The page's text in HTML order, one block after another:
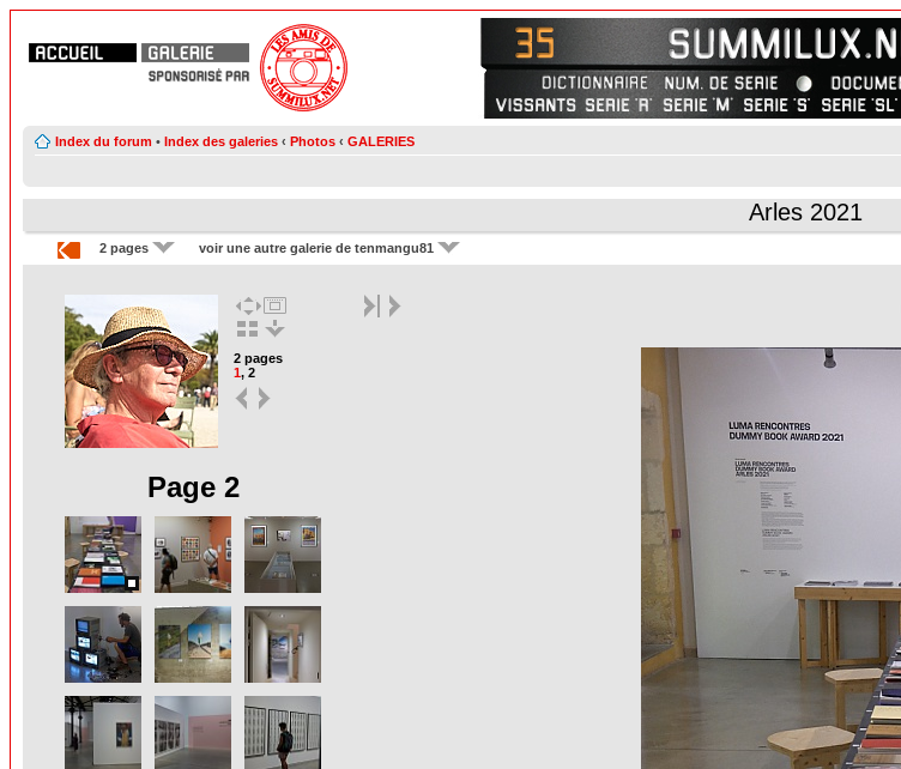
Index du forum • Index des galeries ‹ Photos ‹ GALERIES
Arles 2021
2 pages voir une autre galerie de tenmangu81
2 pages
1, 2
Page 2